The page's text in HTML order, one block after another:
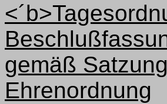
gemäß
Ehrenordnung